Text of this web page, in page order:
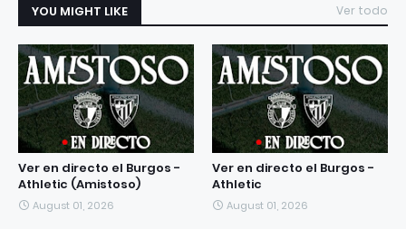
YOU MIGHT LIKE Ver todo
Ver en directo el Burgos -
Athletic (Amistoso)
August 01, 2026
Ver en directo el Burgos -
Athletic
August 01, 2026